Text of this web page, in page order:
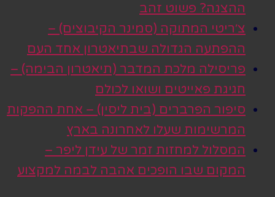
ההצגה? פשוט זהב
צ׳ריטי המתוקה (סמינר הקיבוצים) –
ההפתעה הגדולה שבתיאטרון אחד העם
פריסילה מלכת המדבר (תיאטרון הבימה) –
חגיגת פאייטים ושואו לכולם
סיפור הפרברים (בית ליסין) – אחת ההפקות
המרשימות שעלו לאחרונה בארץ
המסלול למחזות זמר של עידן ליפר –
המקום שבו הופכים אהבה לבמה למקצוע